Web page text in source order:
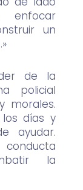
enfocar
un
de la
policial
morales.
días y
ayudar.
la